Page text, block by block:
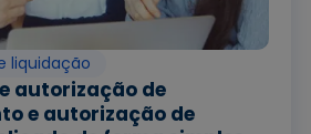
liquidação
autorização de
e autorização de